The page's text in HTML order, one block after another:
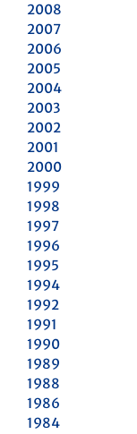
2008
2007
2006
2005
2004
2003
2002
2001
2000
1999
1998
1997
1996
1995
1994
1992
1991
1990
1989
1988
1986
1984